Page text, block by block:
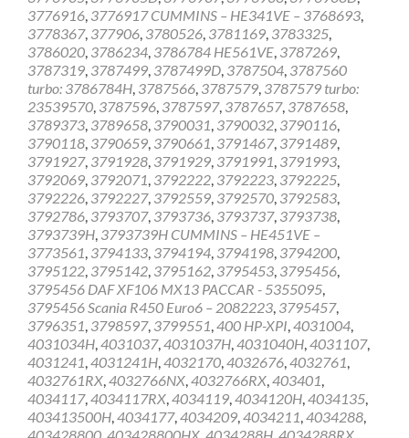
3776916, 3776917 CUMMINS – HE341VE – 3768693,
3778367, 377906, 3780526, 3781169, 3783325,
3786020, 3786234, 3786784 HE561VE, 3787269,
3787319, 3787499, 3787499D, 3787504, 3787560
turbo: 3786784H, 3787566, 3787579, 3787579 turbo:
23539570, 3787596, 3787597, 3787657, 3787658,
3789373, 3789658, 3790031, 3790032, 3790116,
3790118, 3790659, 3790661, 3791467, 3791489,
3791927, 3791928, 3791929, 3791991, 3791993,
3792069, 3792071, 3792222, 3792223, 3792225,
3792226, 3792227, 3792559, 3792570, 3792583,
3792786, 3793707, 3793736, 3793737, 3793738,
3793739H, 3793739H CUMMINS – HE451VE –
3773561, 3794133, 3794194, 3794198, 3794200,
3795122, 3795142, 3795162, 3795453, 3795456,
3795456 DAF XF106 MX13 PACCAR - 5355095,
3795456 Scania R450 Euro6 – 2082223, 3795457,
3796351, 3798597, 3799551,400 HP-XPI,4031004,
4031034H,4031037,4031037H,4031040H,4031107,
4031241,4031241H,4032170,4032676,4032761,
4032761RX,4032766NX,4032766RX,403401,
4034117,4034117RX,4034119,4034120H,4034135,
403413500H,4034177,4034209,4034211,4034288,